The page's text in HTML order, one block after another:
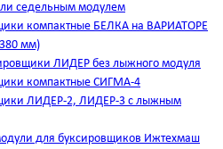
седельным модулем
компактные БЕЛКА на ВАРИАТОРЕ
мм)
ЛИДЕР без лыжного модуля
компактные СИГМА-4
ЛИДЕР-2, ЛИДЕР-3 c лыжным
для буксировщиков Ижтехмаш